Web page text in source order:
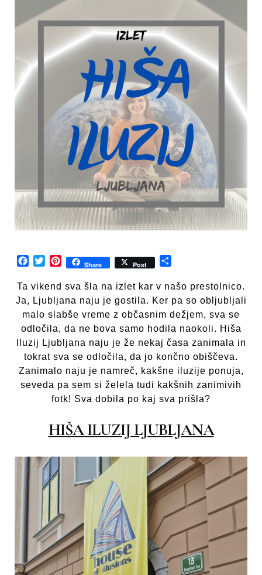
Facebook
TwitterPinterest
Share Post
Ta vikend sva šla na izlet kar v našo prestolnico.
Ja, Ljubljana naju je gostila. Ker pa so obljubljali
malo slabše vreme z občasnim dežjem, sva se
odločila, da ne bova samo hodila naokoli. Hiša
Iluzij Ljubljana naju je že nekaj časa zanimala in
tokrat sva se odločila, da jo končno obiščeva.
Zanimalo naju je namreč, kakšne iluzije ponuja,
seveda pa sem si želela tudi kakšnih zanimivih
fotk! Sva dobila po kaj sva prišla?
HIŠA ILUZIJ LJUBLJANA